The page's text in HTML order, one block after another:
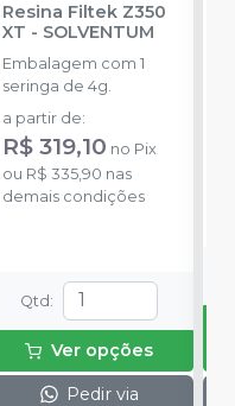
Resina Filtek Z350
XT - SOLVENTUM
Embalagem com 1
seringa de 4g.
a partir de:
R$ 319,10 no Pix
ou R$ 335,90 nas
demais condições
Qtd :
Ver opções
Pedir via